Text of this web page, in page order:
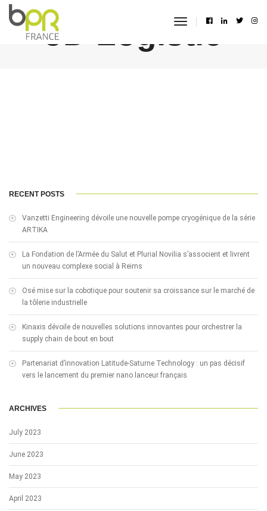
toggle
JD Logistic
RECENT POSTS
Vanzetti Engineering dévoile une nouvelle pompe cryogénique de la série
ARTIKA
La Fondation de l’Armée du Salut et Plurial Novilia s’associent et livrent
un nouveau complexe social à Reims
Osé mise sur la cobotique pour soutenir sa croissance sur le marché de
la tôlerie industrielle
Kinaxis dévoile de nouvelles solutions innovantes pour orchestrer la
supply chain de bout en bout
Partenariat d’innovation Latitude-Saturne Technology : un pas décisif
vers le lancement du premier nano lanceur français
ARCHIVES
July 2023
June 2023
May 2023
April 2023